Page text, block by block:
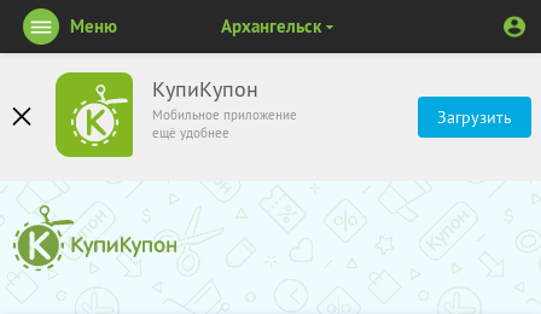
КупиКупон
Мобильное приложение
ещё удобнее
Загрузить
Меню Архангельск